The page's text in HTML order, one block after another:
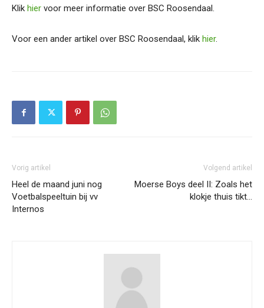
Klik hier voor meer informatie over BSC Roosendaal.
Voor een ander artikel over BSC Roosendaal, klik hier.
Vorig artikel
Heel de maand juni nog
Voetbalspeeltuin bij vv
Internos
Volgend artikel
Moerse Boys deel II: Zoals het
klokje thuis tikt…